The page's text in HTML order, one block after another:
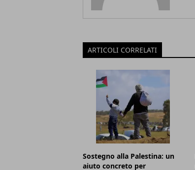
ARTICOLI CORRELATI
Sostegno alla Palestina: un
aiuto concreto per